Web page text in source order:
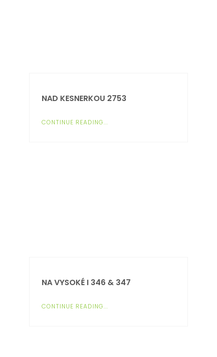
NAD KESNERKOU 2753
CONTINUE READING...
NA VYSOKÉ I 346 & 347
CONTINUE READING...